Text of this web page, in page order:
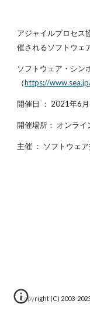
アジャイルプロセス
催されるソフトウェ
ソフトウェア・シン
（https://
開催日 ： 2021年6
開催場所： オンライ
主催 ： ソフトウェ
Copyright (C) 2003-20